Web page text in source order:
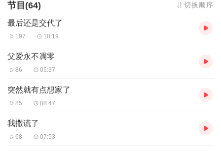
节目(64) 切换顺序
最后还是交代了
197 10:19
父爱永不凋零
86 05:37
突然就有点想家了
85 08:47
我撒谎了
68 07:53